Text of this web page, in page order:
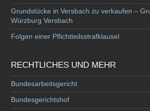
Grundstücke in Versbach zu verkaufen –
Würzburg Versbach
Folgen einer Pflichtteilsstrafklausel
RECHTLICHES UND MEHR
Bundesarbeitsgericht
Bundesgerichtshof